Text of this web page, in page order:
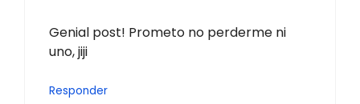
Genial post! Prometo no perderme ni
uno, jiji
Responder